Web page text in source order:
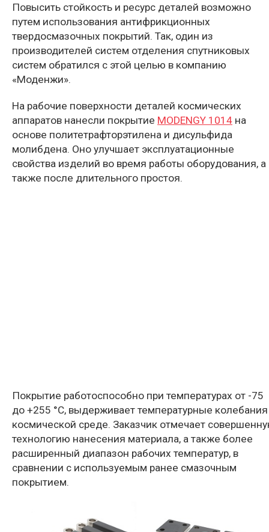
Повысить стойкость и ресурс деталей возможно
путем использования антифрикционных
твердосмазочных покрытий. Так, один из
производителей систем отделения спутниковых
систем обратился с этой целью в компанию
«Моденжи».
На рабочие поверхности деталей космических
аппаратов нанесли покрытие MODENGY 1014 на
основе политетрафторэтилена и дисульфида
молибдена. Оно улучшает эксплуатационные
свойства изделий во время работы оборудования, а
также после длительного простоя.
Покрытие работоспособно при температурах от -75
до +255 °С, выдерживает температурные колебания
космической среде. Заказчик отмечает
технологию нанесения материала, а также более
расширенный диапазон рабочих температур, в
сравнении с используемым ранее смазочным
покрытием.